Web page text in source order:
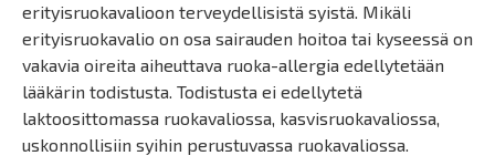
erityisruokavalioon terveydellisistä syistä. Mikäli
erityisruokavalio on osa sairauden hoitoa tai kyseessä on
vakavia oireita aiheuttava ruoka-allergia edellytetään
lääkärin todistusta. Todistusta ei edellytetä
laktoosittomassa ruokavaliossa, kasvisruokavaliossa,
uskonnollisiin syihin perustuvassa ruokavaliossa.